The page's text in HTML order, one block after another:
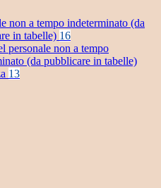
non a tempo indeterminato (da
in tabelle) 16
personale non a tempo
(da pubblicare in tabelle)
13